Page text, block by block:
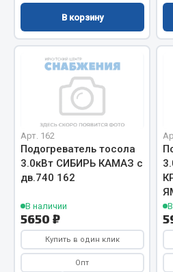
Система питания
Подвеска
Тормозная система
Окно ветровое
Двигатель
Электрооборудование
Показать ещё
Запчасти Урал
В корзину
Арт. 162
Подогреватель тосола
3.0кВт СИБИРЬ КАМАЗ с
дв.740 162
В наличии
5650 ₽
Купить в один клик
Опт